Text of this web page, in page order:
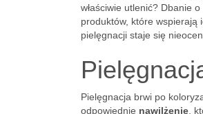
właściwie utlenić? Dbanie
produktów, które wspierają
pielęgnacji staje się
Pielęgnacja brwi po
odpowiednie nawilżenie ,